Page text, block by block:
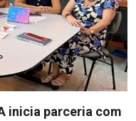
inicia parceria com